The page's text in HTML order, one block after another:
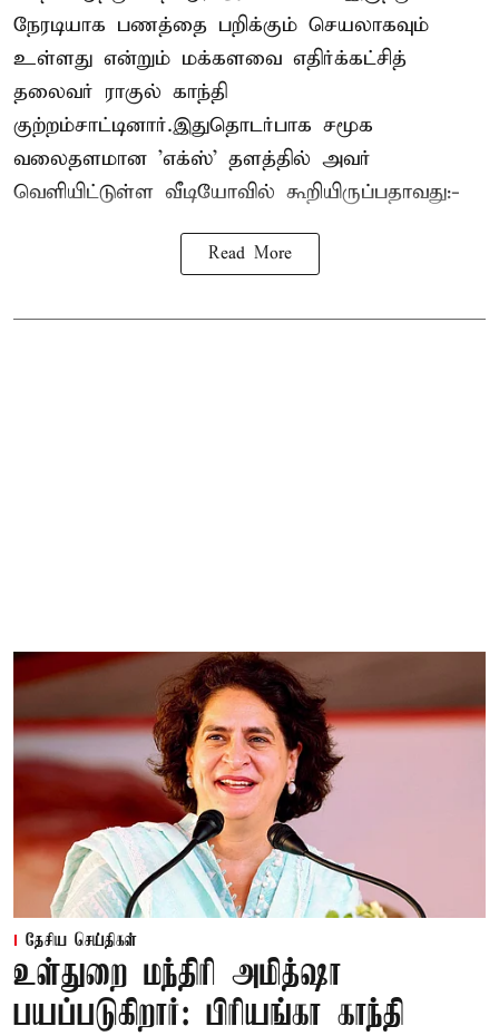
நேரடியாக பணத்தை பறிக்கும் செயலாகவும்
உள்ளது என்றும் மக்களவை எதிர்க்கட்சித்
தலைவர் ராகுல் காந்தி
குற்றம்சாட்டினார்.இதுதொடர்பாக சமூக
வலைதளமான 'எக்ஸ்' தளத்தில் அவர்
வெளியிட்டுள்ள வீடியோவில் கூறியிருப்பதாவது:-
Read More
தேசிய செய்திகள்
உள்துறை மந்திரி அமித்ஷா
பயப்படுகிறார்: பிரியங்கா காந்தி